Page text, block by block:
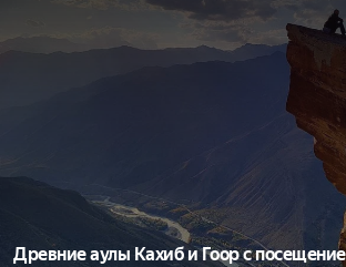
Древние аулы Кахиб и Гоор с